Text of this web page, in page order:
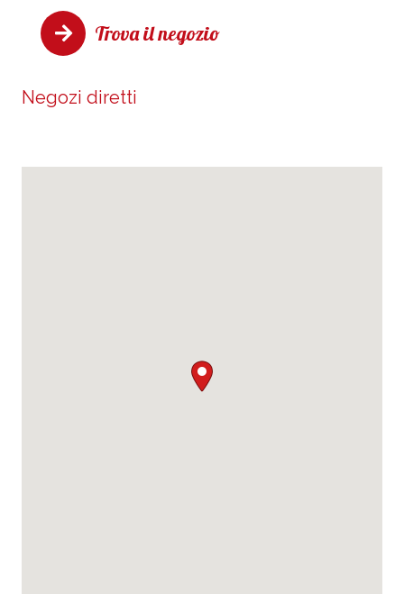
Trova il negozio
Negozi diretti